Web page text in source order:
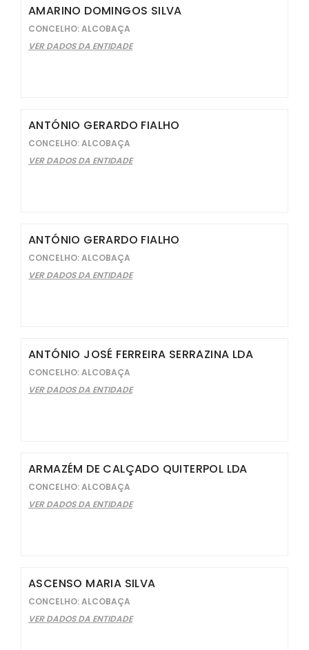
AMARINO DOMINGOS SILVA
CONCELHO: ALCOBAÇA
VER DADOS DA ENTIDADE
ANTÓNIO GERARDO FIALHO
CONCELHO: ALCOBAÇA
VER DADOS DA ENTIDADE
ANTÓNIO GERARDO FIALHO
CONCELHO: ALCOBAÇA
VER DADOS DA ENTIDADE
ANTÓNIO JOSÉ FERREIRA SERRAZINA LDA
CONCELHO: ALCOBAÇA
VER DADOS DA ENTIDADE
ARMAZÉM DE CALÇADO QUITERPOL LDA
CONCELHO: ALCOBAÇA
VER DADOS DA ENTIDADE
ASCENSO MARIA SILVA
CONCELHO: ALCOBAÇA
VER DADOS DA ENTIDADE